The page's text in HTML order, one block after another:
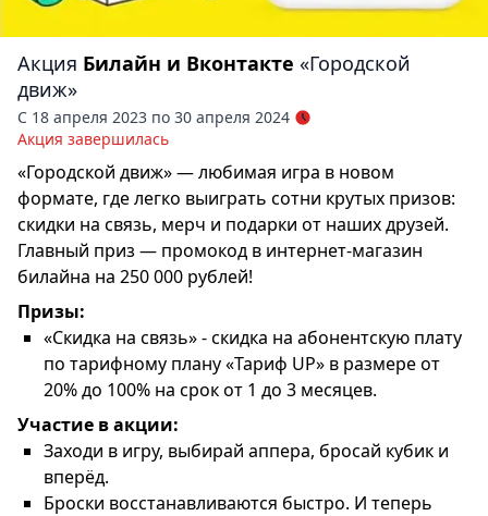
Акция Билайн и Вконтакте «Городской
движ»
С 18 апреля 2023 по 30 апреля 2024
Акция завершилась
«Городской движ» — любимая игра в новом
формате, где легко выиграть сотни крутых призов:
скидки на связь, мерч и подарки от наших друзей.
Главный приз — промокод в интернет-магазин
билайна на 250 000 рублей!
Призы:
«Скидка на связь» - скидка на абонентскую плату
по тарифному плану «Тариф UP» в размере от
20% до 100% на срок от 1 до 3 месяцев.
Участие в акции:
Заходи в игру, выбирай аппера, бросай кубик и
вперёд.
Броски восстанавливаются быстро. И теперь